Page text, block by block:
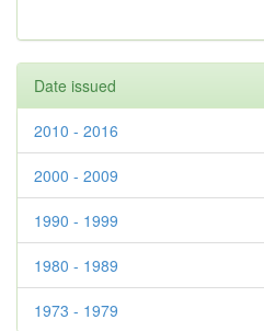
Date issued
2010 - 2016
2000 - 2009
1990 - 1999
1980 - 1989
1973 - 1979